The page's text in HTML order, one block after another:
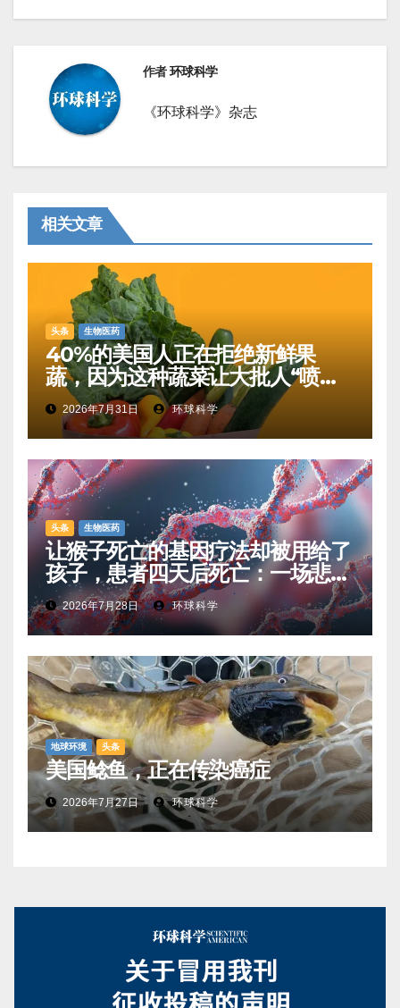
航
作者环球科学
《环球科学》杂志
相关文章
头条 生物医药
40%的美国人正在拒绝新鲜果
蔬，因为这种蔬菜让大批人“喷射
性腹泻”
2026年7月31日 环球科学
头条 生物医药
让猴子死亡的基因疗法却被用给了
孩子，患者四天后死亡：一场悲剧
如何让基因治疗领域停滞十年
2026年7月28日 环球科学
地球环境 头条
美国鲶鱼，正在传染癌症
2026年7月27日 环球科学